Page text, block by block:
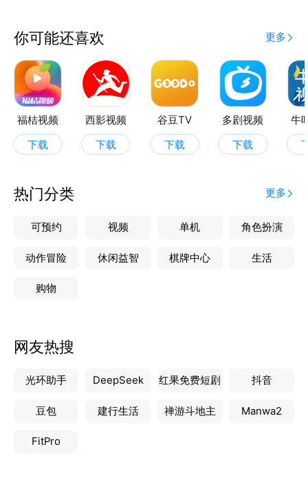
宴。这里是影视爱好者的乐园，万眸视频，让每一刻都
值得全心沉浸。
你可能还喜欢 更多
福桔视频
下载
西影视频
下载
谷豆TV
下载
多剧视频
下载
牛
热门分类 更多
可预约 视频 单机 角色扮演
动作冒险 休闲益智 棋牌中心 生活
购物
网友热搜
光环助手 DeepSeek 红果免费短剧 抖音
豆包 建行生活 禅游斗地主 Manwa2
FitPro